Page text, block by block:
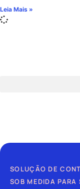
Leia Mais »
SOLUÇÃO DE
SOB MEDIDA PARA